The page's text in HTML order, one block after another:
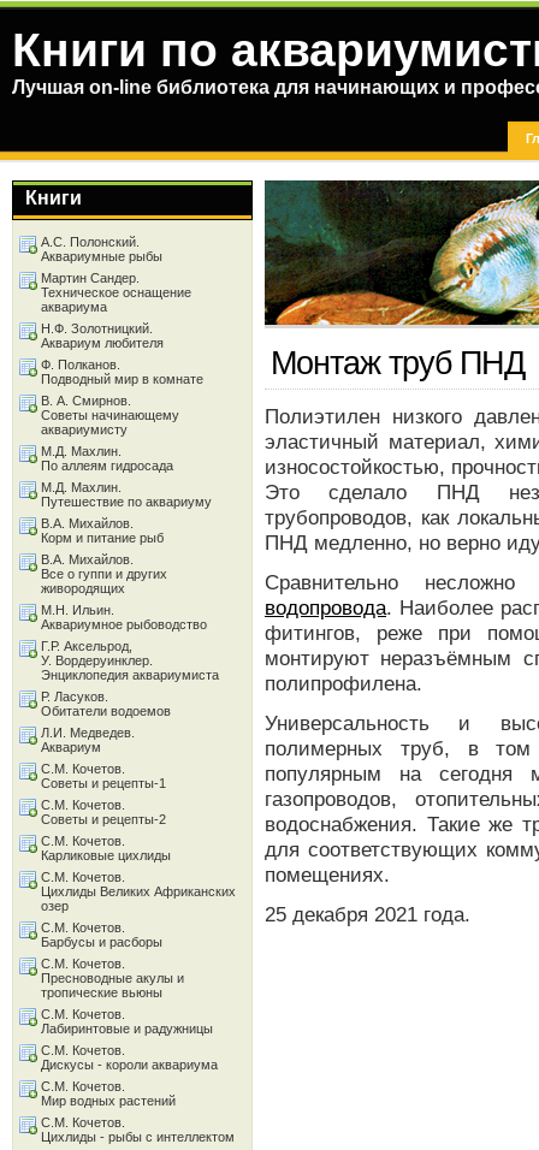
Книги по
Лучшая on-line библиотека для начинающих и
Монтаж труб ПНД
Полиэтилен низкого
эластичный материал,
износостойкостью,
Это сделало ПНД
трубопроводов, как
ПНД медленно, но верно
Сравнительно
водопровода. Наиболее
фитингов, реже при
монтируют неразъёмным
полипрофилена.
Универсальность и
полимерных труб, в
популярным на сегодня
газопроводов,
водоснабжения. Такие же
для соответствующих
помещениях.
25 декабря 2021 года.
Книги
А.С. Полонский.
Аквариумные рыбы
Мартин Сандер.
Техническое оснащение
аквариума
Н.Ф. Золотницкий.
Аквариум любителя
Ф. Полканов.
Подводный мир в комнате
В. А. Смирнов.
Советы начинающему
аквариумисту
М.Д. Махлин.
По аллеям гидросада
М.Д. Махлин.
Путешествие по аквариуму
В.А. Михайлов.
Корм и питание рыб
В.А. Михайлов.
Все о гуппи и других
живородящих
М.Н. Ильин.
Аквариумное рыбоводство
Г.Р. Аксельрод,
У. Вордеруинклер.
Энциклопедия аквариумиста
Р. Ласуков.
Обитатели водоемов
Л.И. Медведев.
Аквариум
С.М. Кочетов.
Советы и рецепты-1
С.М. Кочетов.
Советы и рецепты-2
С.М. Кочетов.
Карликовые цихлиды
С.М. Кочетов.
Цихлиды Великих Африканских
озер
С.М. Кочетов.
Барбусы и расборы
С.М. Кочетов.
Пресноводные акулы и
тропические вьюны
С.М. Кочетов.
Лабиринтовые и радужницы
С.М. Кочетов.
Дискусы - короли аквариума
С.М. Кочетов.
Мир водных растений
С.М. Кочетов.
Цихлиды - рыбы с интеллектом